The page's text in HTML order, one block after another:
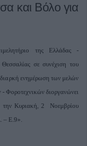
και Βόλο για
της Ελλάδας -
σε συνέχιση του
ενημέρωση των μελών
Φοροτεχνικών διοργανώνει
την Κυριακή, 2 Νοεμβρίου
– Ε.9».